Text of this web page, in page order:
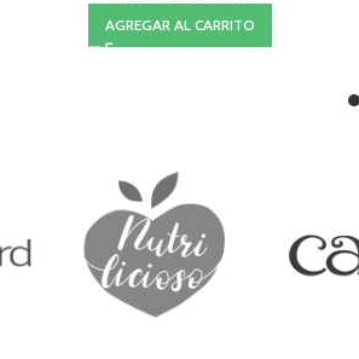
AGREGAR AL CARRITO